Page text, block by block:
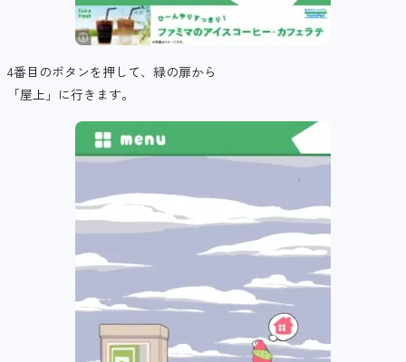
4番目のボタンを押して、緑の扉から
「屋上」に行きます。